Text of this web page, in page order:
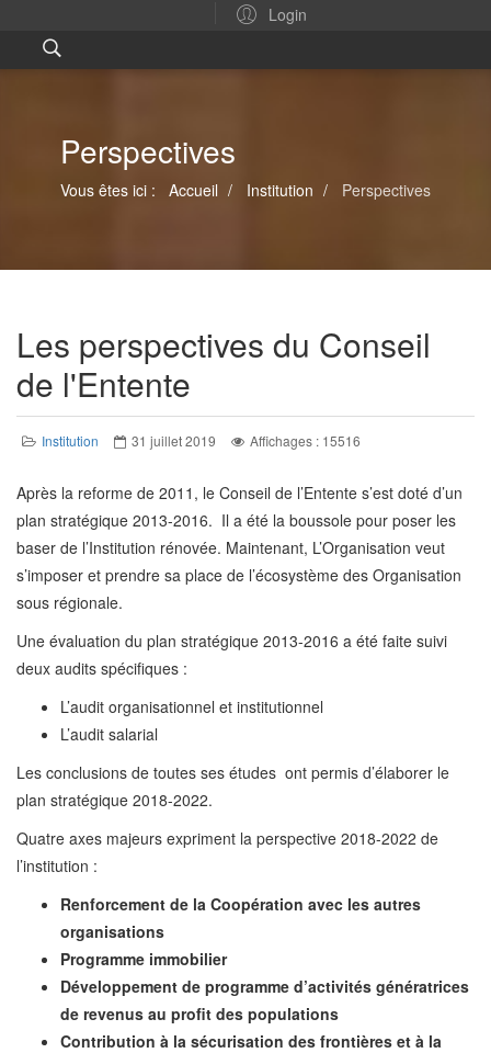
Login
Perspectives
Vous êtes ici : Accueil Institution Perspectives
Les perspectives du Conseil
de l'Entente
Institution 31 juillet 2019 Affichages : 15516
Après la reforme de 2011, le Conseil de l’Entente s’est doté d’un
plan stratégique 2013-2016. Il a été la boussole pour poser les
baser de l’Institution rénovée. Maintenant, L’Organisation veut
s’imposer et prendre sa place de l’écosystème des Organisation
sous régionale.
Une évaluation du plan stratégique 2013-2016 a été faite suivi
deux audits spécifiques :
L’audit organisationnel et institutionnel
L’audit salarial
Les conclusions de toutes ses études ont permis d’élaborer le
plan stratégique 2018-2022.
Quatre axes majeurs expriment la perspective 2018-2022 de
l’institution :
Renforcement de la Coopération avec les autres
organisations
Programme immobilier
Développement de programme d’activités génératrices
de revenus au profit des populations
Contribution à la sécurisation des frontières et à la